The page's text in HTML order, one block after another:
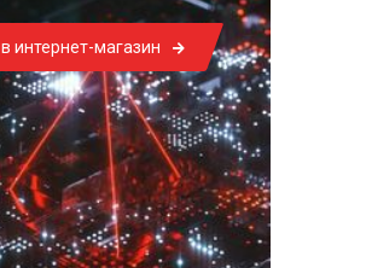
в интернет-магазин